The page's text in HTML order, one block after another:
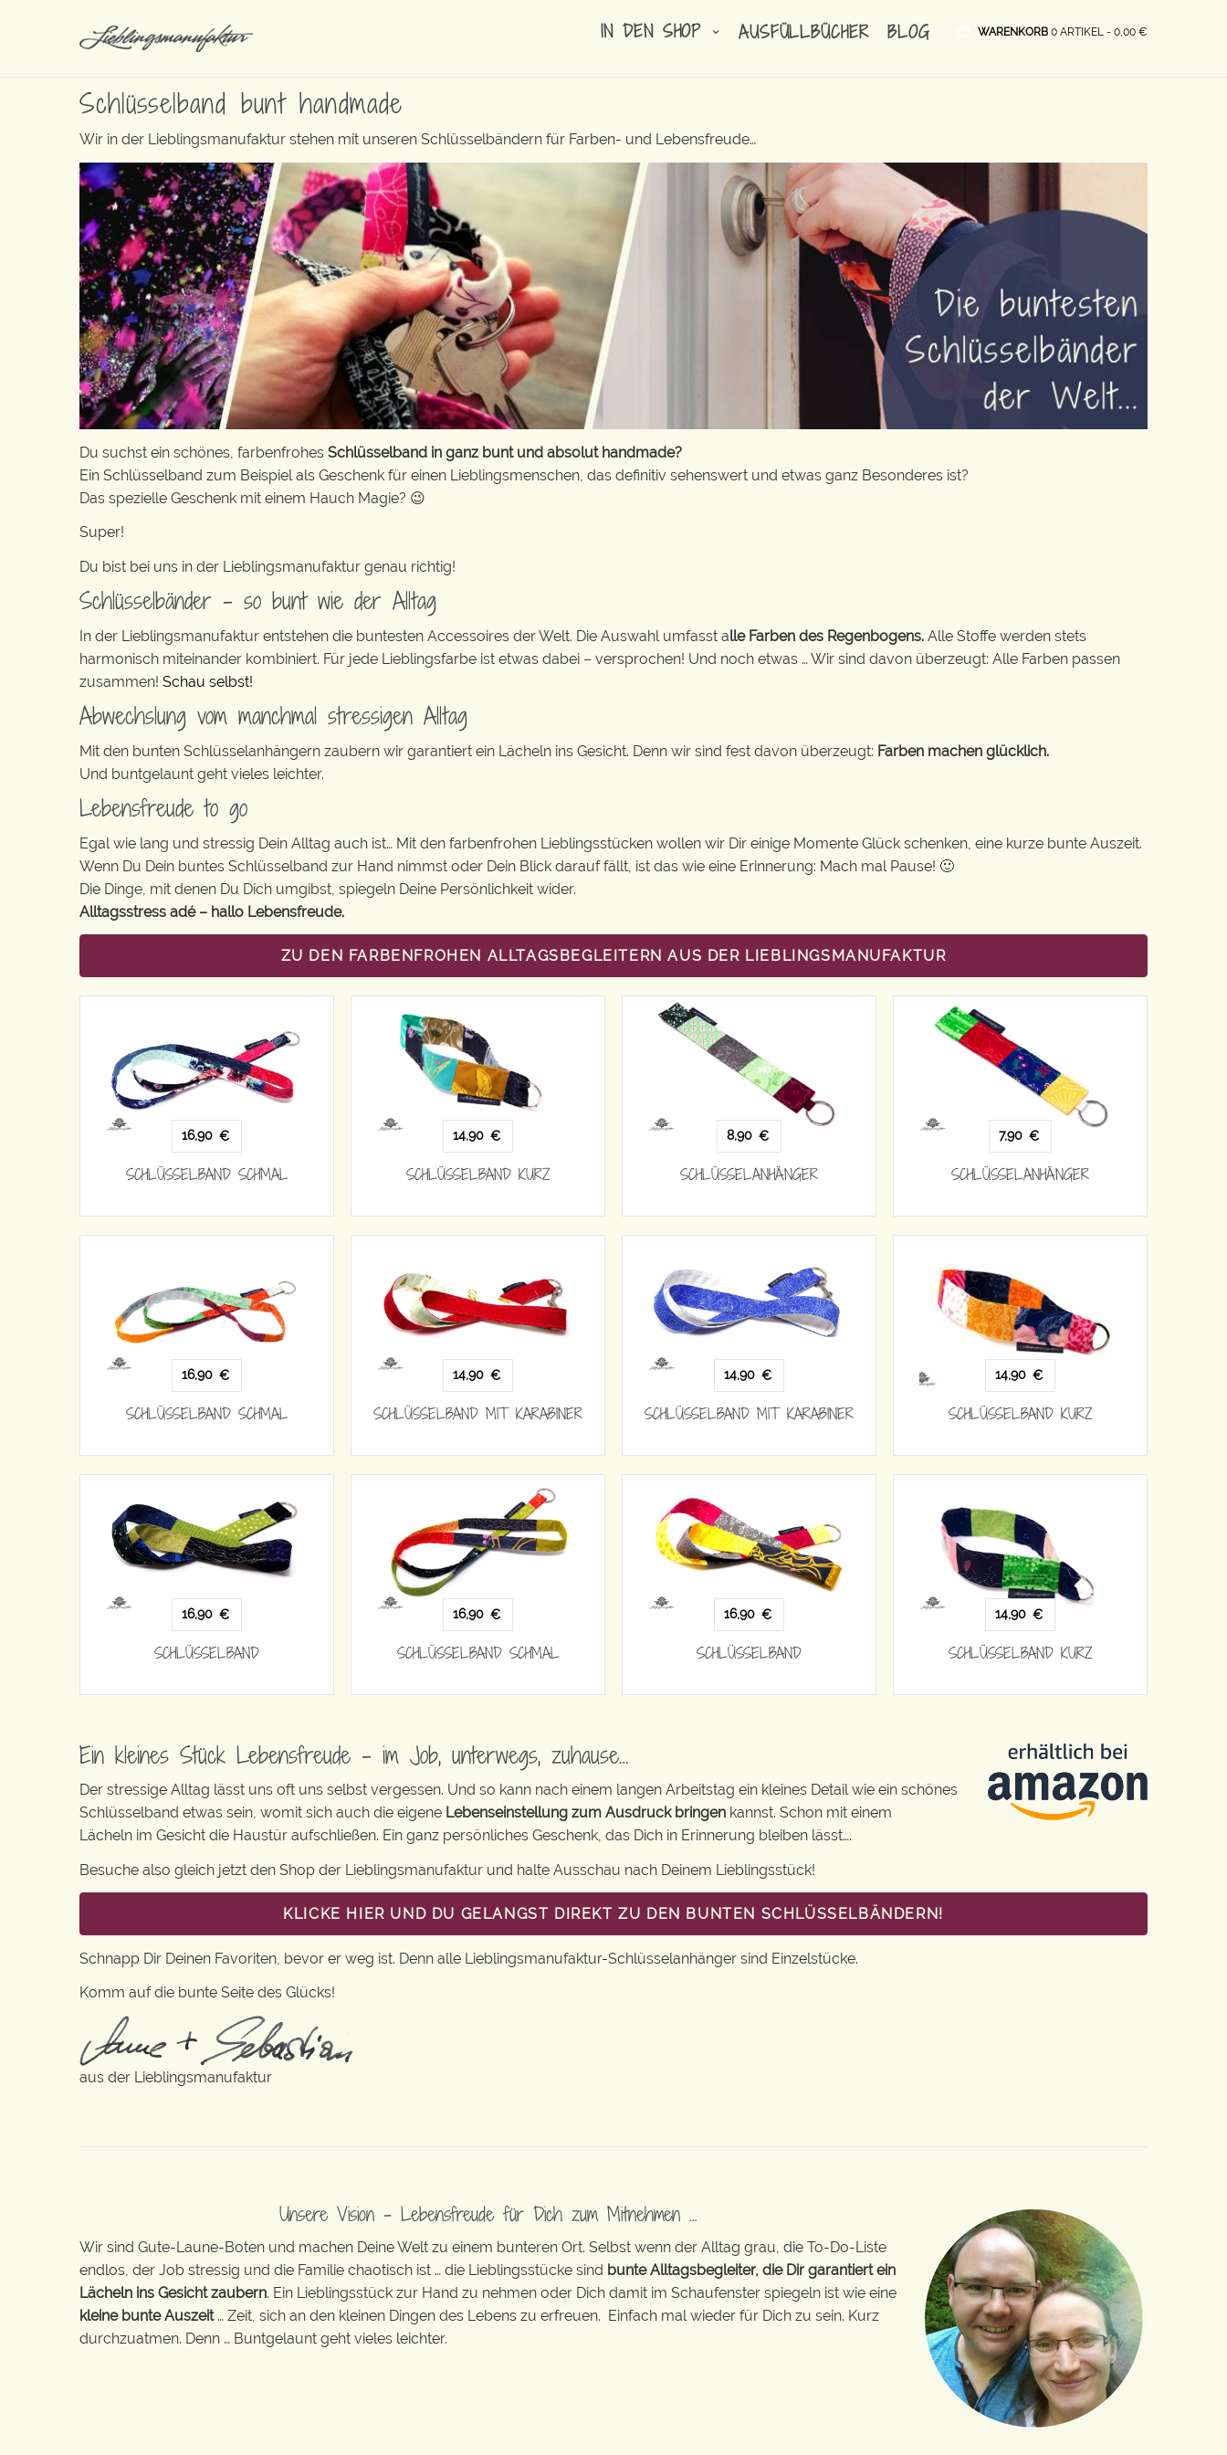
IN DEN SHOP AUSFÜLLBÜCHER BLOG WARENKORB 0 ARTIKEL - 0,00 €
Schlüsselband bunt handmade
Wir in der Lieblingsmanufaktur stehen mit unseren Schlüsselbändern für Farben- und Lebensfreude…
Du suchst ein schönes, farbenfrohes Schlüsselband in ganz bunt und absolut handmade?
Ein Schlüsselband zum Beispiel als Geschenk für einen Lieblingsmenschen, das definitiv sehenswert und etwas ganz Besonderes ist?
Das spezielle Geschenk mit einem Hauch Magie? 😉
Super!
Du bist bei uns in der Lieblingsmanufaktur genau richtig!
Schlüsselbänder – so bunt wie der Alltag
In der Lieblingsmanufaktur entstehen die buntesten Accessoires der Welt. Die Auswahl umfasst alle Farben des Regenbogens. Alle Stoffe werden stets
harmonisch miteinander kombiniert. Für jede Lieblingsfarbe ist etwas dabei – versprochen! Und noch etwas … Wir sind davon überzeugt: Alle Farben passen
zusammen! Schau selbst!
Abwechslung vom manchmal stressigen Alltag
Mit den bunten Schlüsselanhängern zaubern wir garantiert ein Lächeln ins Gesicht. Denn wir sind fest davon überzeugt: Farben machen glücklich.
Und buntgelaunt geht vieles leichter.
Lebensfreude to go
Egal wie lang und stressig Dein Alltag auch ist… Mit den farbenfrohen Lieblingsstücken wollen wir Dir einige Momente Glück schenken, eine kurze bunte Auszeit.
Wenn Du Dein buntes Schlüsselband zur Hand nimmst oder Dein Blick darauf fällt, ist das wie eine Erinnerung: Mach mal Pause! 🙂
Die Dinge, mit denen Du Dich umgibst, spiegeln Deine Persönlichkeit wider.
Alltagsstress adé – hallo Lebensfreude.
ZU DEN FARBENFROHEN ALLTAGSBEGLEITERN AUS DER LIEBLINGSMANUFAKTUR
16,90 €
SCHLÜSSELBAND SCHMAL
14,90 €
SCHLÜSSELBAND KURZ
8,90 €
SCHLÜSSELANHÄNGER
7,90 €
SCHLÜSSELANHÄNGER
16,90 €
SCHLÜSSELBAND SCHMAL
14,90 €
SCHLÜSSELBAND MIT KARABINER
14,90 €
SCHLÜSSELBAND MIT KARABINER
14,90 €
SCHLÜSSELBAND KURZ
16,90 €
SCHLÜSSELBAND
16,90 €
SCHLÜSSELBAND SCHMAL
16,90 €
SCHLÜSSELBAND
14,90 €
SCHLÜSSELBAND KURZ
Ein kleines Stück Lebensfreude – im Job, unterwegs, zuhause…
Der stressige Alltag lässt uns oft uns selbst vergessen. Und so kann nach einem langen Arbeitstag ein kleines Detail wie ein schönes
Schlüsselband etwas sein, womit sich auch die eigene Lebenseinstellung zum Ausdruck bringen kannst. Schon mit einem
Lächeln im Gesicht die Haustür aufschließen. Ein ganz persönliches Geschenk, das Dich in Erinnerung bleiben lässt….
Besuche also gleich jetzt den Shop der Lieblingsmanufaktur und halte Ausschau nach Deinem Lieblingsstück!
KLICKE HIER UND DU GELANGST DIREKT ZU DEN BUNTEN SCHLÜSSELBÄNDERN!
Schnapp Dir Deinen Favoriten, bevor er weg ist. Denn alle Lieblingsmanufaktur-Schlüsselanhänger sind Einzelstücke.
Komm auf die bunte Seite des Glücks!
aus der Lieblingsmanufaktur
Unsere Vision – Lebensfreude für Dich zum Mitnehmen …
Wir sind Gute-Laune-Boten und machen Deine Welt zu einem bunteren Ort. Selbst wenn der Alltag grau, die To-Do-Liste
endlos, der Job stressig und die Familie chaotisch ist … die Lieblingsstücke sind bunte Alltagsbegleiter, die Dir garantiert ein
Lächeln ins Gesicht zaubern. Ein Lieblingsstück zur Hand zu nehmen oder Dich damit im Schaufenster spiegeln ist wie eine
kleine bunte Auszeit… Zeit, sich an den kleinen Dingen des Lebens zu erfreuen. Einfach mal wieder für Dich zu sein. Kurz
durchzuatmen. Denn … Buntgelaunt geht vieles leichter.